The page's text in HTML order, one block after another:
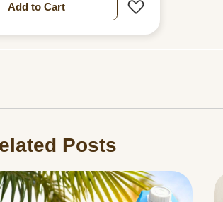
Add to Cart
Posts